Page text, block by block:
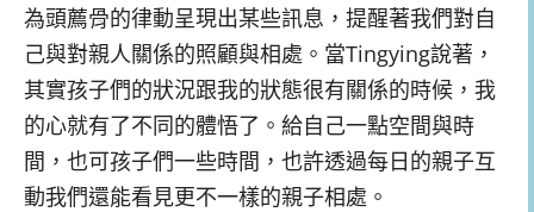
為頭薦骨的律動呈現出某些訊息，提醒著我們對自
己與對親人關係的照顧與相處。當Tingying說著，
其實孩子們的狀況跟我的狀態很有關係的時候，我
的心就有了不同的體悟了。給自己一點空間與時
間，也可孩子們一些時間，也許透過每日的親子互
動我們還能看見更不一樣的親子相處。